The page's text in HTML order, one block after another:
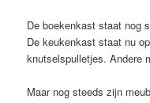
De boekenkast staat nog
De keukenkast staat nu
knutselspulletjes. Andere
Maar nog steeds zijn